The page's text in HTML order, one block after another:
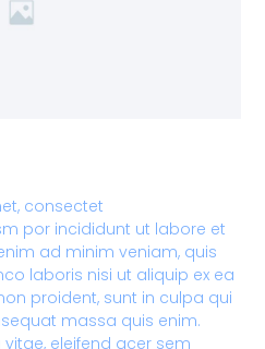
consectet
por incididunt ut labore et
ad minim veniam, quis
laboris nisi ut aliquip ex ea
proident, sunt in culpa qui
massa quis enim.
eleifend acer sem